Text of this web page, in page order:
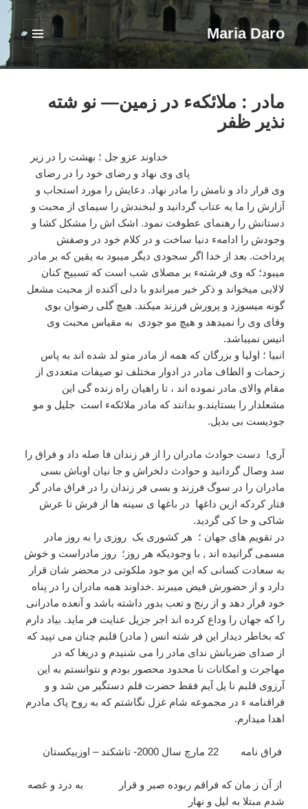
Maria Daro
فهرست
ابزارک‌ها
مادر : ملائکهء در زمین— نو شته
نذیر ظفر
خداوند عزو جل ؛ بهشت را در زیر
پای وی نهاد و رضای خود را در رضای
وی قرار داد و نامش را مادر نهاد. دعایش را مورد استجاب و
آزارش را ما یه عتاب گردانید و لبخندش را سیمای از محبت و
دستانش را رهنمای عطوفت نمود. اشک اش را مشکل کشا و
وجودش را ادامهء دنیا ساخت و در کلام خود در وصفش
پرداخت. بعد از خدا اگر سجودی دیگر میبود به یقین که بر مادر
میبود؛ که وی فرشتهء بر مصلای شب است که تسبیح کنان
لالایی میخواند و ذکر خیر میراندو با دلی آکنده از محبت مشعل
گونه میسوزد و پرورش فرزند میکند. هیچ گلی رضوان بوی
وفای وی را نمیدهد و هیچ مو جودی به مقیاس محبت وی
انیس نمیباشد.
انبیا ؛ اولیا و بزرگان که همه از مادر متو لد شده اند به پاس
زحمات و الطاف مادر در ادوار مختلف تو صیفات متعددی از
مقام والای مادر نموده اند ، تا راهیان راه زنده گی این
مشعلدار را بستایند.و بدانند که مادر ملائکهء است جلیل و مو
جودیست بی بدیل.
آری! دست حوادث مادران را از فر زندان فا صله داد و فراق را
سد وصال گردانید و حوادث دلخراش و جا نیان اوباش بسی
مادران را در سوگ فرزند و بسی فر زندان را در فراق مادر گر
فتار کردکه ازین داغها در باغها ی سینه ها از فرش تا عرش
شاکی و حا کی گردید.
در تقویم های جهان ؛ هر کشوری یک روزی را به روز مادر
مسمی گرانیده اند , با وجودیکه هر روز؛ روز مادراست و خوش
به سعادت کسانی که این مو جود ملکوتی در محضر شان قرار
دارد و از حضورش فیض میبرند .خداوند همه مادران را در پناه
خود قرار دهد و از رنج و تعب بدور داشته باشد و آنعده مادرانی
را که جهان را وداع کرده اند اجر جزیل عنایت فر ماید. بیاد دارم
که بخاطر دیدار این فر شته انس ( مادر) قلبم چنان می تپید که
از صدای ضربانش ندای مادر را می شنیدم و دریغا که در
مهاجرت و امکانات نا محدود محصور بودم و نتوانستم به این
آرزوی قلبم نا یل آیم فقط حضرت قلم دستگیر من شد و و
فراقنامه ء در مجموعه شام غزل نگاشتم که به روح پاک مادرم
اهدا میدارم.
فراق نامه 22 مارچ سال 2000- تاشکند – اوزبیکستان
از آن ز مان که فراقم ربوده صبر و قرار به درد و غصه
شدم مبتلا به لیل و نهار